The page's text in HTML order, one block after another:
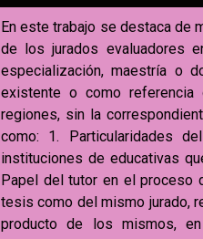
En este trabajo se destaca de
de los jurados evaluadores
especialización, maestría o
existente o como
regiones, sin la
como: 1. Particularidades
instituciones de educativas
Papel del tutor en el proceso
tesis como del mismo jurado,
producto de los mismos,